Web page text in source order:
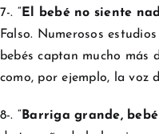
7-. “ El bebé no siente
Falso. Numerosos
bebés captan mucho más
como, por ejemplo, la voz
8-. “ Barriga grande,